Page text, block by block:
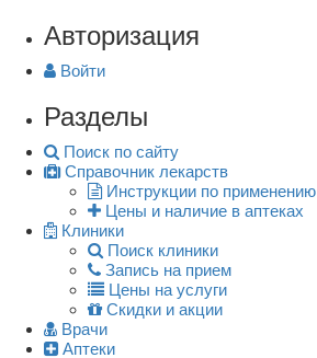
Авторизация
Войти
Разделы
Поиск по сайту
Справочник лекарств
Инструкции по применению
Цены и наличие в аптеках
Клиники
Поиск клиники
Запись на прием
Цены на услуги
Скидки и акции
Врачи
Аптеки